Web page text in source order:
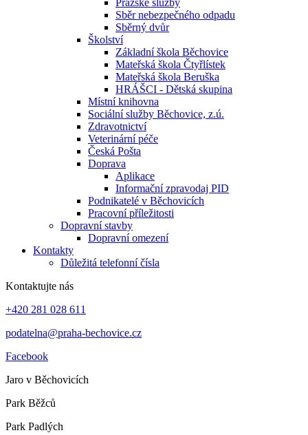
Pražské služby
Sběr nebezpečného odpadu
Sběrný dvůr
Školství
Základní škola Běchovice
Mateřská škola Čtyřlístek
Mateřská škola Beruška
HRÁŠCI - Dětská skupina
Místní knihovna
Sociální služby Běchovice, z.ú.
Zdravotnictví
Veterinární péče
Česká Pošta
Doprava
Aplikace
Informační zpravodaj PID
Podnikatelé v Běchovicích
Pracovní příležitosti
Dopravní stavby
Dopravní omezení
Kontakty
Důležitá telefonní čísla
Kontaktujte nás
+420 281 028 611
podatelna@praha-bechovice.cz
Facebook
Jaro v Běchovicích
Park Běžců
Park Padlých